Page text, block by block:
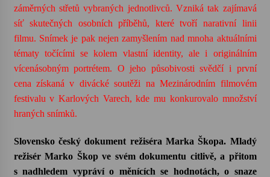
záměrných střetů vybraných jednotlivců. Vzniká tak zajímavá
síť skutečných osobních příběhů, které tvoří narativní linii
filmu. Snímek je pak nejen zamyšlením nad mnoha aktuálními
tématy točícími se kolem vlastní identity, ale i originálním
vícenásobným portrétem. O jeho působivosti svědčí i první
cena získaná v divácké soutěži na Mezinárodním filmovém
festivalu v Karlových Varech, kde mu konkurovalo množství
hraných snímků.
Slovensko český dokument režiséra Marka Škopa. Mladý
režisér Marko Škop ve svém dokumentu citlivě, a přitom
s nadhledem vypráví o měnících se hodnotách, o snaze